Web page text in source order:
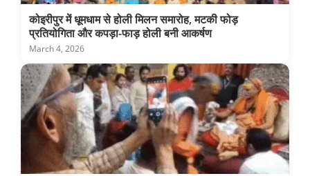
कोइरीपुर में धूमधाम से होली मिलन समारोह, मटकी फोड़
प्रतियोगिता और कपड़ा-फाड़ होली बनी आकर्षण
March 4, 2026